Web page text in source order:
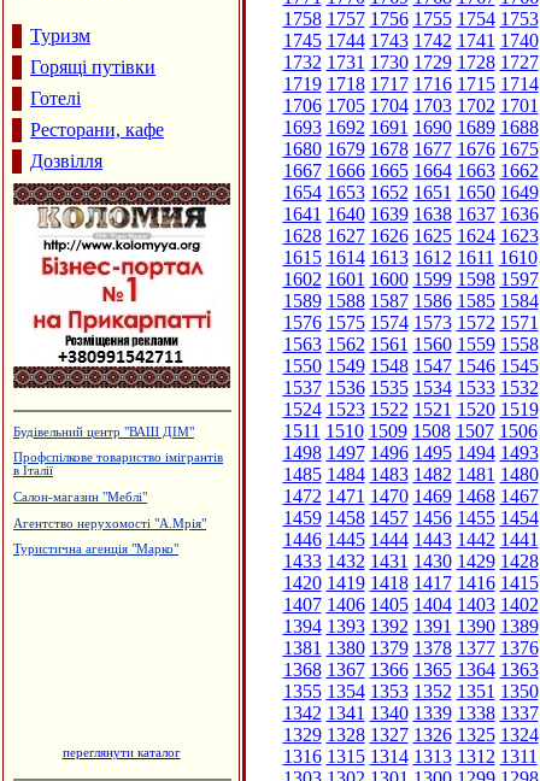
Туризм
Горящі путівки
Готелі
Ресторани, кафе
Дозвілля
Будівельний центр "ВАШ ДІМ"
Профспілкове товариство імігрантів
в Італії
Салон-магазин "Меблі"
Агентство нерухомості "А.Мрія"
Туристична агенція "Марко"
переглянути каталог
1758 1757 1756 1755 1754 1753
1745 1744 1743 1742 1741 1740
1732 1731 1730 1729 1728 1727
1719 1718 1717 1716 1715 1714
1706 1705 1704 1703 1702 1701
1693 1692 1691 1690 1689 1688
1680 1679 1678 1677 1676 1675
1667 1666 1665 1664 1663 1662
1654 1653 1652 1651 1650 1649
1641 1640 1639 1638 1637 1636
1628 1627 1626 1625 1624 1623
1615 1614 1613 1612 1611 1610
1602 1601 1600 1599 1598 1597
1589 1588 1587 1586 1585 1584
1576 1575 1574 1573 1572 1571
1563 1562 1561 1560 1559 1558
1550 1549 1548 1547 1546 1545
1537 1536 1535 1534 1533 1532
1524 1523 1522 1521 1520 1519
1511 1510 1509 1508 1507 1506
1498 1497 1496 1495 1494 1493
1485 1484 1483 1482 1481 1480
1472 1471 1470 1469 1468 1467
1459 1458 1457 1456 1455 1454
1446 1445 1444 1443 1442 1441
1433 1432 1431 1430 1429 1428
1420 1419 1418 1417 1416 1415
1407 1406 1405 1404 1403 1402
1394 1393 1392 1391 1390 1389
1381 1380 1379 1378 1377 1376
1368 1367 1366 1365 1364 1363
1355 1354 1353 1352 1351 1350
1342 1341 1340 1339 1338 1337
1329 1328 1327 1326 1325 1324
1316 1315 1314 1313 1312 1311